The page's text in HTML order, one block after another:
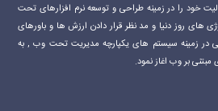
ماهدیس وب از سال 1390 فعالیت خود را در زمینه طراحی و توسعه نرم افزارهای تحت
های روز دنیا و مد نظر قرار دادن ارزش ها و باورهای
در زمینه سیستم های یکپارچه مدیریت تحت وب , به
مبتنی بر وب اغاز نمود.